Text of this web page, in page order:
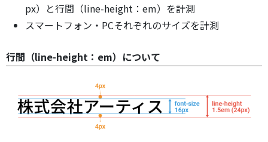
px）と行間（line-height：em）を計測
スマートフォン・PCそれぞれのサイズを計測
行間（line-height：em）について